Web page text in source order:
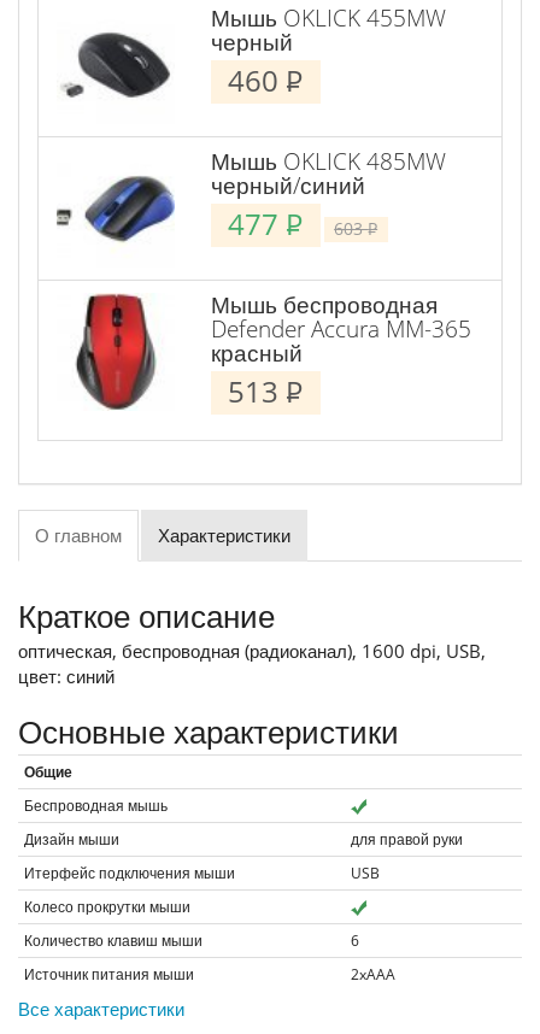
Мышь OKLICK 455MW
черный
460 P
Мышь OKLICK 485MW
черный/синий
477 P 603P
Мышь беспроводная
Defender Accura MM-365
красный
513 P
О главном Характеристики
Краткое описание
оптическая, беспроводная (радиоканал), 1600 dpi, USB,
цвет: синий
Основные характеристики
Общие
Беспроводная мышь
Дизайн мыши
для правой руки
Итерфейс подключения мыши
USB
Колесо прокрутки мыши
Количество клавиш мыши
6
Источник питания мыши
2xAAA
Все характеристики